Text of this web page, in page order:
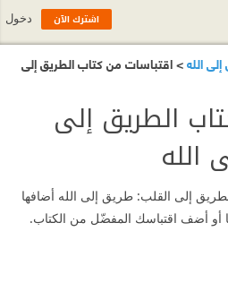
الله> اقتباسات من كتاب الطريق إلى
الطريق إلى
الله
إلى القلب: طريق إلى الله أضافها
أو أضف اقتباسك المفضّل من الكتاب.
اشترك الآن دخول